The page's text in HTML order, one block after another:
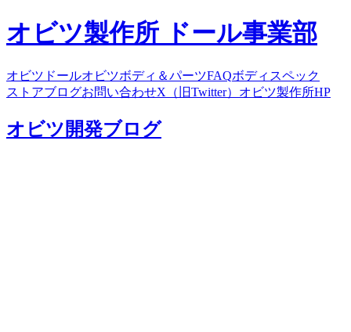
オビツ製作所 ドール事業部
オビツドールオビツボディ＆パーツFAQボディスペック
ストアブログお問い合わせX（旧Twitter） オビツ製作所HP
オビツ開発ブログ